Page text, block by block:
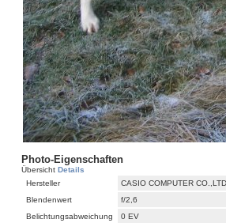
Photo-Eigenschaften
Übersicht Details
Hersteller
CASIO COMPUTER CO.,LTD
Blendenwert
f/2,6
Belichtungsabweichung
0 EV